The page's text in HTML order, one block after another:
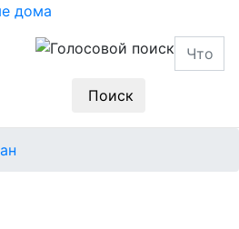
дома
Поиск